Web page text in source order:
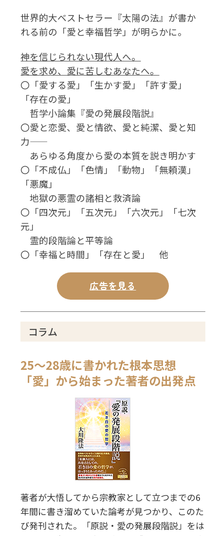
世界的大ベストセラー『太陽の法』が書か
れる前の「愛と幸福哲学」が明らかに。
神を信じられない現代人へ。
愛を求め、愛に苦しむあなたへ。
〇「愛する愛」「生かす愛」「許す愛」
「存在の愛」
哲学小論集『愛の発展段階説』
〇愛と恋愛、愛と情欲、愛と純潔、愛と知
力――
あらゆる角度から愛の本質を説き明かす
〇「不成仏」「色情」「動物」「無頼漢」
「悪魔」
地獄の悪霊の諸相と救済論
〇「四次元」「五次元」「六次元」「七次
元」
霊的段階論と平等論
〇「幸福と時間」「存在と愛」 他
広告を見る
コラム
25～28歳に書かれた根本思想
「愛」から始まった著者の出発点
著者が大悟してから宗教家として立つまでの6
年間に書き溜めていた論考が見つかり、このた
び発刊された。「原説・愛の発展段階説」をは